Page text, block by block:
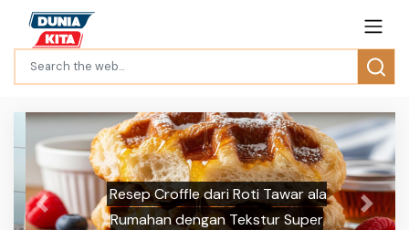
Resep Croffle dari Roti Tawar ala
Rumahan dengan Tekstur Super
Previous Next